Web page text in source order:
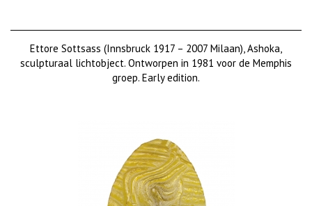
Ettore Sottsass (Innsbruck 1917 – 2007 Milaan), Ashoka,
sculpturaal lichtobject. Ontworpen in 1981 voor de Memphis
groep. Early edition.